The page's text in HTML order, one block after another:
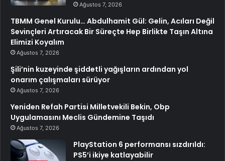
Ağustos 7, 2026
TBMM Genel Kurulu… Abdulhamit Gül: Gelin, Acıları Değil
Sevinçleri Artıracak Bir Süreçte Hep Birlikte Taşın Altına
Elimizi Koyalım
Ağustos 7, 2026
Şili’nin kuzeyinde şiddetli yağışların ardından yol
onarım çalışmaları sürüyor
Ağustos 7, 2026
Yeniden Refah Partisi Milletvekili Bekin, Obp
Uygulamasını Meclis Gündemine Taşıdı
Ağustos 7, 2026
PlayStation 6 performansı sızdırıldı:
PS5’i ikiye katlayabilir